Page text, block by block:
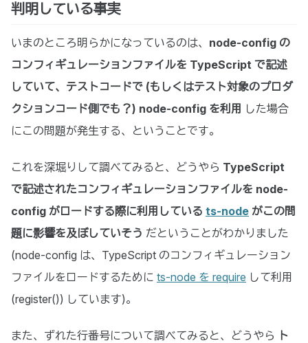
判明している事実
いまのところ明らかになっているのは、 node-config の
コンフィギュレーションファイルを TypeScript で記述
していて、テストコードで (もしくはテスト対象のプロダ
クションコード側でも？) node-config を利用 した場合
にこの問題が発生する、ということです。
これを深堀りして調べてみると、どうやら TypeScript
で記述されたコンフィギュレーションファイルを node-
config がロードする際に利用している ts-node がこの問
題に影響を及ぼしていそう だということがわかりました
(node-config は、TypeScript のコンフィギュレーション
ファイルをロードするために ts-node を require して利用
(register()) しています)。
また、ずれた行番号について調べてみると、どうやら ト